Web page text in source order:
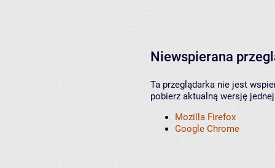
Niewspierana
Ta przeglądarka nie jest
pobierz aktualną wersję
Mozilla Firefox
Google Chrome